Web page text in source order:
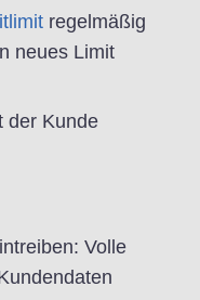
regelmäßig
neues Limit
der Kunde